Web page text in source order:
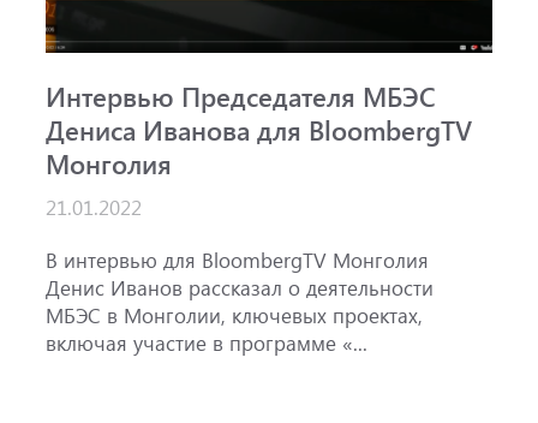
Интервью Председателя МБЭС
Дениса Иванова для BloombergTV
Монголия
21.01.2022
В интервью для BloombergTV Монголия
Денис Иванов рассказал о деятельности
МБЭС в Монголии, ключевых проектах,
включая участие в программе «...